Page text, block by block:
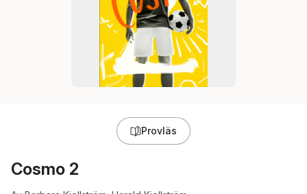
Provläs
Cosmo 2